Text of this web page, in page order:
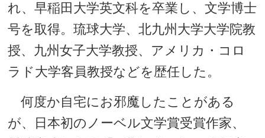
れ、早稲田大学英文科を卒業し、文学博士
号を取得。琉球大学、北九州大学大学院教
授、九州女子大学教授、アメリカ・コロ
ラド大学客員教授などを歴任した。
何度か自宅にお邪魔したことがある
が、日本初のノーベル文学賞受賞作家、